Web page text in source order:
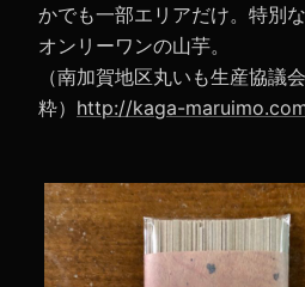
かでも一部エリアだけ。特別
オンリーワンの山芋。
（南加賀地区丸いも生産協議
粋） http://kaga-